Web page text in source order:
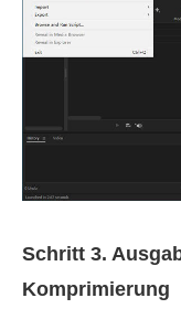
Schritt 3.
Komprimierung